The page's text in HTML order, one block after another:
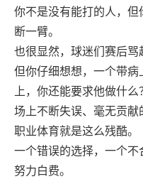
你不是没有能打的人，但
断一臂。
也很显然，球迷们赛后骂
但你仔细想想，一个带
上，你还能要求他做什
场上不断失误、毫无贡献
职业体育就是这么残酷。
一个错误的选择，一个
努力白费。